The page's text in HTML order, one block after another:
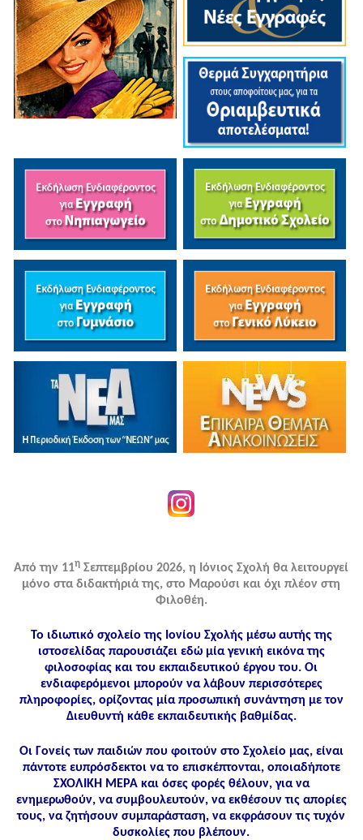
Από την 11η Σεπτεμβρίου 2026, η Ιόνιος Σχολή θα λειτουργεί
μόνο στα διδακτήριά της, στο Μαρούσι και όχι πλέον στη
Φιλοθέη.
Το ιδιωτικό σχολείο της Ιονίου Σχολής μέσω αυτής της
ιστοσελίδας παρουσιάζει εδώ μία γενική εικόνα της
φιλοσοφίας και του εκπαιδευτικού έργου του. Οι
ενδιαφερόμενοι μπορούν να λάβουν περισσότερες
πληροφορίες, ορίζοντας μία προσωπική συνάντηση με τον
Διευθυντή κάθε εκπαιδευτικής βαθμίδας.
Οι Γονείς των παιδιών που φοιτούν στο Σχολείο μας, είναι
πάντοτε ευπρόσδεκτοι να το επισκέπτονται, οποιαδήποτε
ΣΧΟΛΙΚΗ ΜΕΡΑ και όσες φορές θέλουν, για να
ενημερωθούν, να συμβουλευτούν, να εκθέσουν τις απορίες
τους, να ζητήσουν συμπαράσταση, να εκφράσουν τις τυχόν
δυσκολίες που βλέπουν.